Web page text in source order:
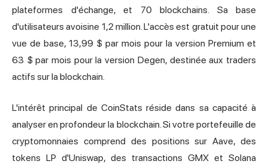
plateformes d'échange, et 70 blockchains. Sa base
d'utilisateurs avoisine 1,2 million. L'accès est gratuit pour une
vue de base, 13,99 $ par mois pour la version Premium et
63 $ par mois pour la version Degen, destinée aux traders
actifs sur la blockchain.
L'intérêt principal de CoinStats réside dans sa capacité à
analyser en profondeur la blockchain. Si votre portefeuille de
cryptomonnaies comprend des positions sur Aave, des
tokens LP d'Uniswap, des transactions GMX et Solana